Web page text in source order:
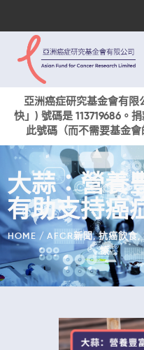
亞洲癌症研究基金會有限
快」) 號碼是 113719686。
此號碼（而不需要基金
大蒜：營養
有助支持癌
HOME AFCR新聞,抗癌飲食,
療
關於我們
科研項目
活動與獎項
新聞
捐款支持
現在捐贈